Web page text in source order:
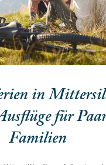
in
für
Familien